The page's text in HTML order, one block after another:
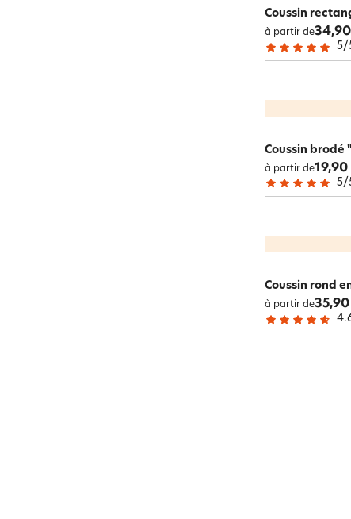
Coussin
à partir de
5/
Coussin brodé
à partir de19,90
5/
Coussin rond
à partir de